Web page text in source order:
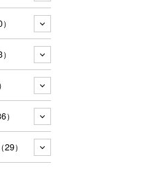
）
（29）